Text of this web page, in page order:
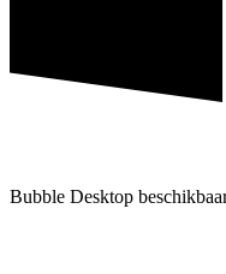
Bubble Desktop